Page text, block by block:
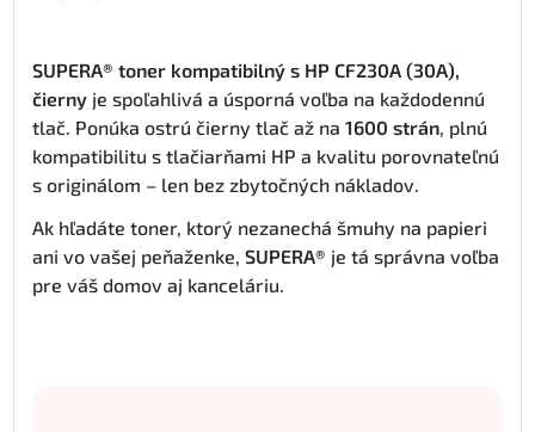
SUPERA® toner kompatibilný s HP CF230A (30A),
čierny je spoľahlivá a úsporná voľba na každodennú
tlač. Ponúka ostrú čierny tlač až na 1600 strán, plnú
kompatibilitu s tlačiarňami HP a kvalitu porovnateľnú
s originálom – len bez zbytočných nákladov.
Ak hľadáte toner, ktorý nezanechá šmuhy na papieri
ani vo vašej peňaženke, SUPERA® je tá správna voľba
pre váš domov aj kanceláriu.